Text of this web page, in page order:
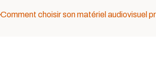
Comment choisir son matériel audiovisuel